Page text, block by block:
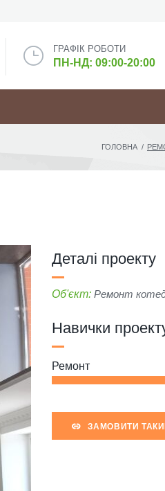
ГРАФІК РОБОТИ
ПН-НД: 09:00-20:00
ГОЛОВНА /
Деталі проекту
Об'єкт: Ремонт
Навички
Ремонт
ЗАМОВИТИ